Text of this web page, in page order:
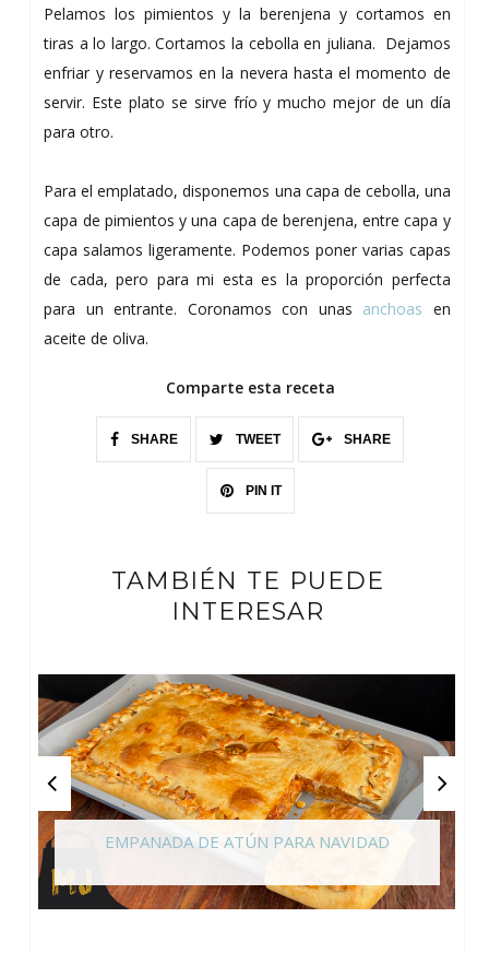
Pelamos los pimientos y la berenjena y cortamos en
tiras a lo largo. Cortamos la cebolla en juliana. Dejamos
enfriar y reservamos en la nevera hasta el momento de
servir. Este plato se sirve frío y mucho mejor de un día
para otro.
Para el emplatado, disponemos una capa de cebolla, una
capa de pimientos y una capa de berenjena, entre capa y
capa salamos ligeramente. Podemos poner varias capas
de cada, pero para mi esta es la proporción perfecta
para un entrante. Coronamos con unas anchoas en
aceite de oliva.
Comparte esta receta
SHARE TWEET SHARE
PIN IT
TAMBIÉN TE PUEDE
INTERESAR
EMPANADA DE ATÚN PARA NAVIDAD